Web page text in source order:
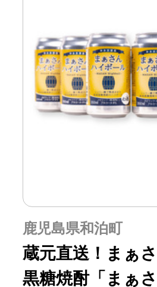
鹿児島県和泊町
蔵元直送！まぁ
黒糖焼酎「まぁ